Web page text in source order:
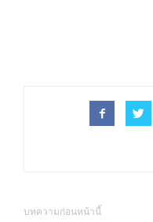
บทความก่อนหน้านี้